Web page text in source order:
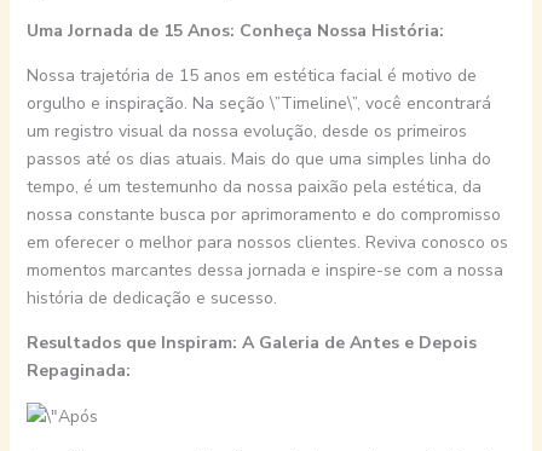
Uma Jornada de 15 Anos: Conheça Nossa História:
Nossa trajetória de 15 anos em estética facial é motivo de
orgulho e inspiração. Na seção \”Timeline\”, você encontrará
um registro visual da nossa evolução, desde os primeiros
passos até os dias atuais. Mais do que uma simples linha do
tempo, é um testemunho da nossa paixão pela estética, da
nossa constante busca por aprimoramento e do compromisso
em oferecer o melhor para nossos clientes. Reviva conosco os
momentos marcantes dessa jornada e inspire-se com a nossa
história de dedicação e sucesso.
Resultados que Inspiram: A Galeria de Antes e Depois
Repaginada: